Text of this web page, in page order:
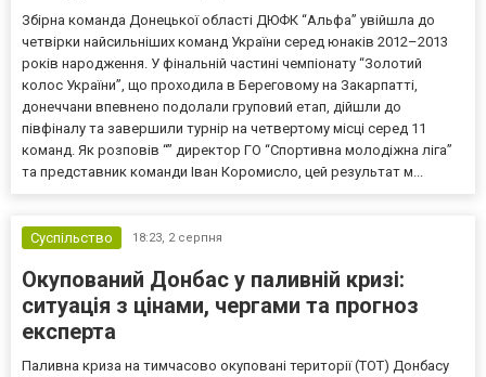
Збірна команда Донецької області ДЮФК “Альфа” увійшла до
четвірки найсильніших команд України серед юнаків 2012–2013
років народження. У фінальній частині чемпіонату “Золотий
колос України”, що проходила в Береговому на Закарпатті,
донеччани впевнено подолали груповий етап, дійшли до
півфіналу та завершили турнір на четвертому місці серед 11
команд. Як розповів “” директор ГО “Спортивна молодіжна ліга”
та представник команди Іван Коромисло, цей результат м...
Суспільство 18:23, 2 серпня
Окупований Донбас у паливній кризі:
ситуація з цінами, чергами та прогноз
експерта
Паливна криза на тимчасово окуповані території (ТОТ) Донбасу